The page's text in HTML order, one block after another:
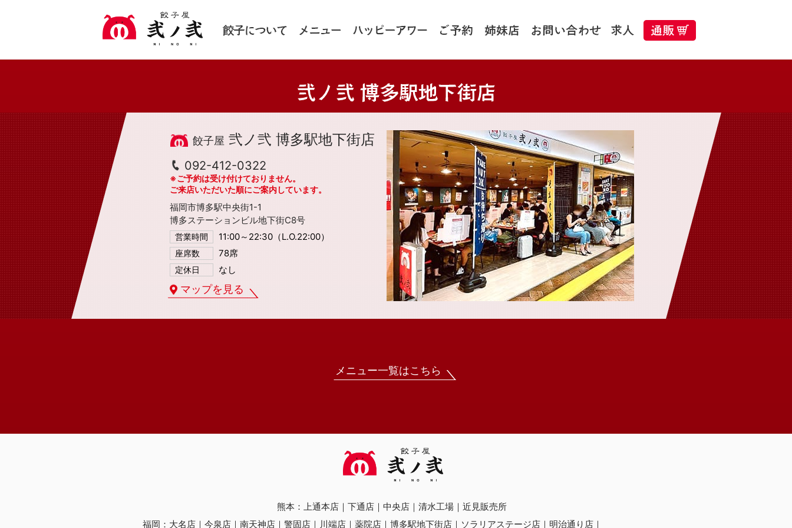
弐ノ弐 博多駅地下街店
092-412-0322
※ご予約は受け付けておりません。
ご来店いただいた順にご案内しています。
福岡市博多駅中央街1-1
博多ステーションビル地下街C8号
営業時間 11:00～22:30（L.O.22:00）
座席数 78席
定休日 なし
マップを見る
メニュー一覧はこちら
熊本： 上通本店 下通店 中央店 清水工場
近見販売所
福岡： 大名店 今泉店 南天神店 警固店 川端店 薬院店 博多駅地下街店 ソラリアステージ店 明治通り店